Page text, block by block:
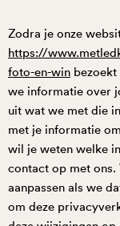
Zodra je onze
https://
foto-en-win
we informatie over
uit wat we met die
met je informatie
wil je weten welke
contact op met
aanpassen als we
om deze